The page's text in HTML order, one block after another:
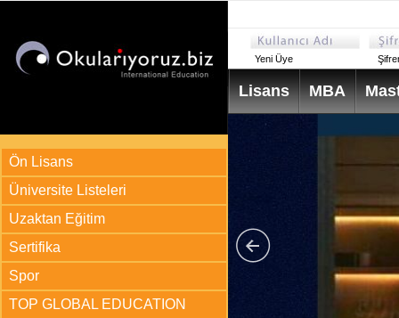
Ön Lisans
Üniversite Listeleri
Uzaktan Eğitim
Sertifika
Spor
TOP GLOBAL EDUCATION
Yeni Üye
Lisans MBA